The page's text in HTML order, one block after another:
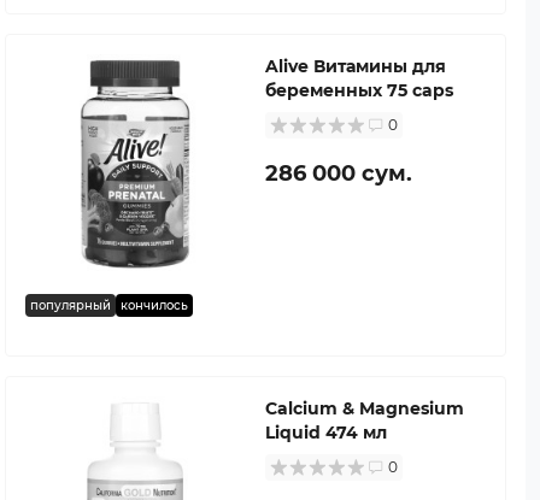
популярный кончилось
Alive Витамины для
беременных 75 caps
0
286 000 сум.
Calcium & Magnesium
Liquid 474 мл
0